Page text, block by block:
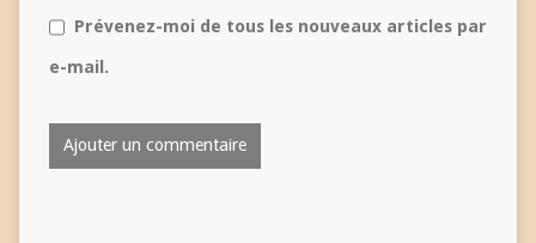
Prévenez-moi de tous les nouveaux articles par
e-mail.